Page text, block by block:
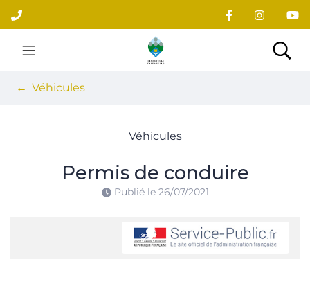
Aller
au
contenu
Site officiel du village
Véhicules
Véhicules
Permis de conduire
Publié le 26/07/2021